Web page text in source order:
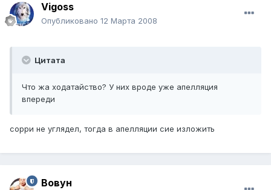
Vigoss
Опубликовано 12 Марта 2008
Цитата
Что жа ходатайство? У них вроде уже апелляция
впереди
сорри не углядел, тогда в апелляции сие изложить
Вовун